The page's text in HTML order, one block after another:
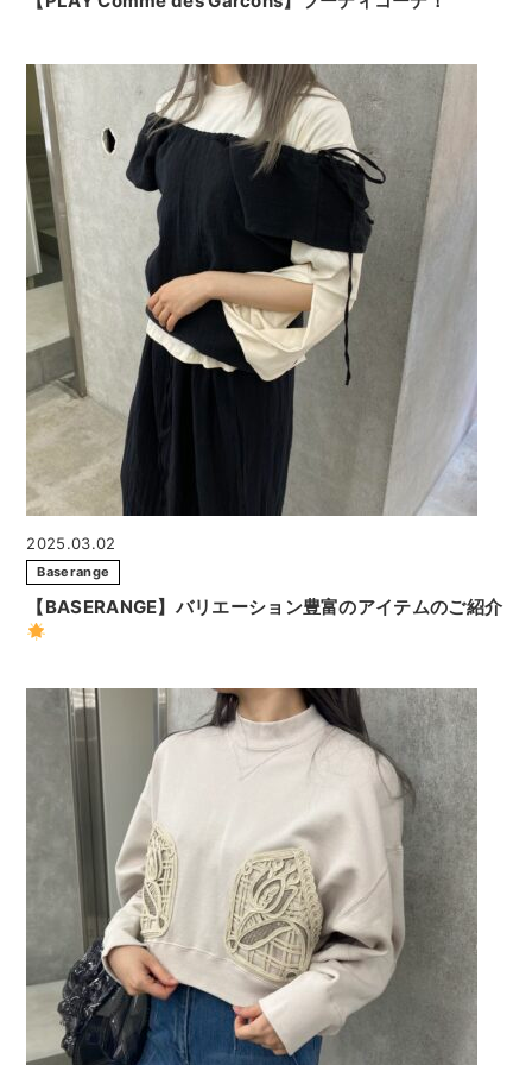
2025.03.02
Baserange
【BASERANGE】バリエーション豊富のアイテムのご紹介